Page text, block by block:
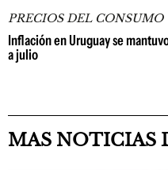
PRECIOS DEL CONSUMO
Inflación en Uruguay se
a julio
MAS NOTICIAS